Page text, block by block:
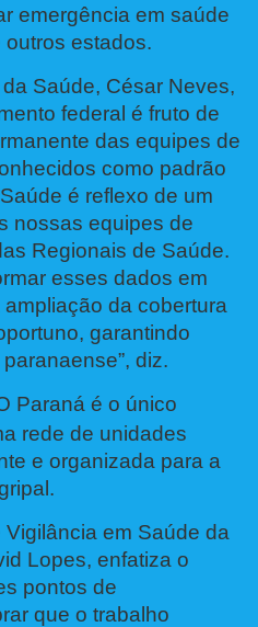
emergência em saúde
estados.
Saúde, César Neves,
federal é fruto de
das equipes de
como padrão
é reflexo de um
nossas equipes de
Regionais de Saúde.
esses dados em
da cobertura
garantindo
diz.
Paraná é o único
rede de unidades
e organizada para a
em Saúde da
Lopes, enfatiza o
pontos de
que o trabalho